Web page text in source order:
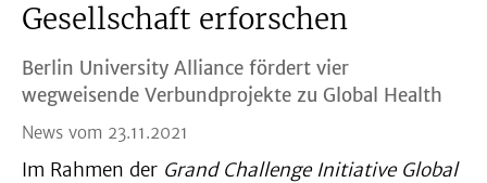
Gesellschaft erforschen
Berlin University Alliance fördert vier
wegweisende Verbundprojekte zu Global Health
News vom 23.11.2021
Im Rahmen der Grand Challenge Initiative Global